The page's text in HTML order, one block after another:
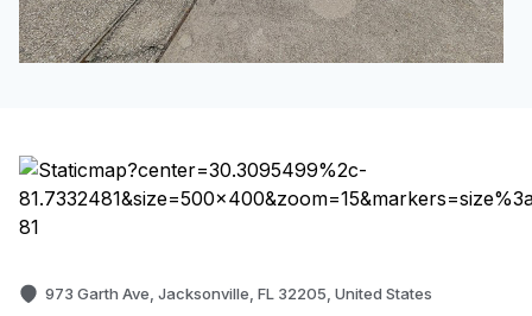
973 Garth Ave, Jacksonville, FL 32205, United States